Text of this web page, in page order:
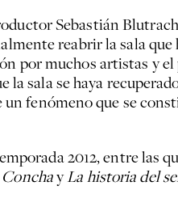
Sebastián
reabrir la sala
por muchos artistas y
sala se haya
fenómeno que se
2012, entre las
yLa historia del